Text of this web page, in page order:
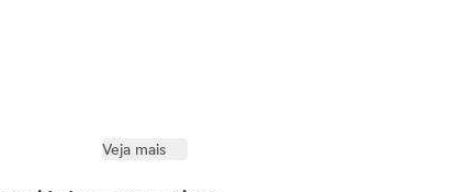
Veja mais